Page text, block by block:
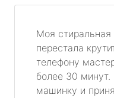
Моя
перестала
телефону
более 30 минут.
машинку и